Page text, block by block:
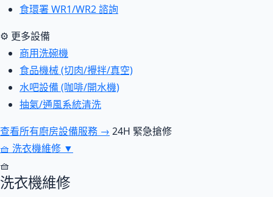
食環署 WR1/WR2 諮詢
⚙ 更多設備
商用洗碗機
食品機械 (切肉/攪拌/真空)
水吧設備 (咖啡/開水機)
抽氣/通風系統清洗
查看所有廚房設備服務 → 24H 緊急搶修
🧺 洗衣機維修 ▼
🧺
洗衣機維修